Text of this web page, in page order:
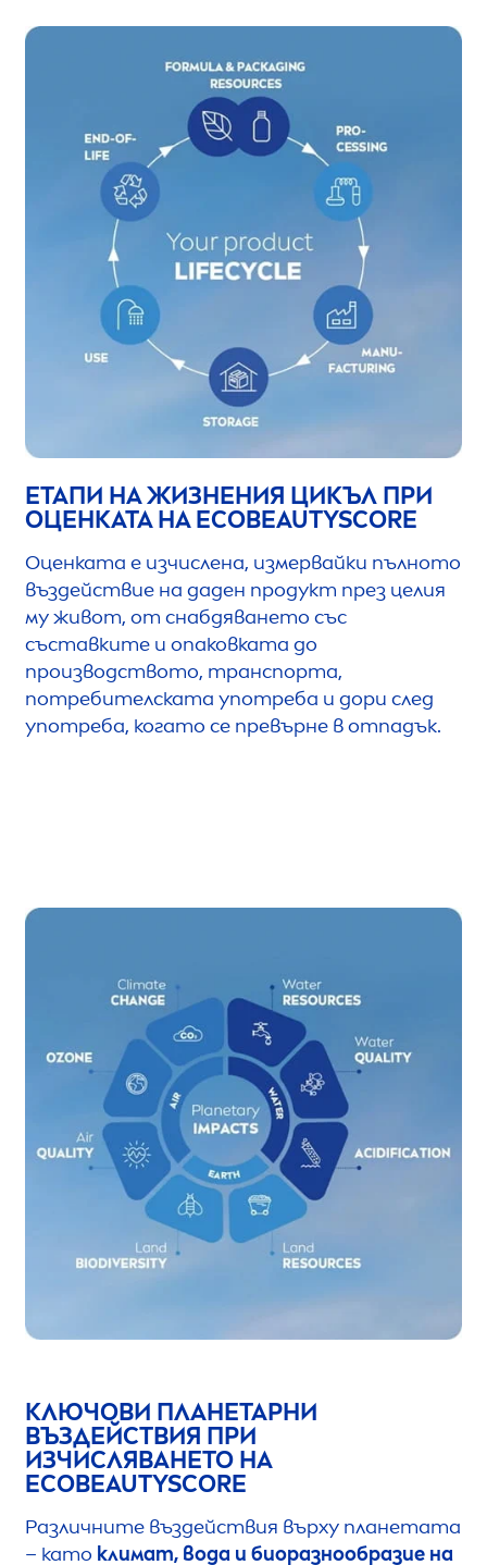
ЕТАПИ НА ЖИЗНЕНИЯ ЦИКЪЛ ПРИ
ОЦЕНКАТА НА ECOBEAUTYSCORE
Оценката е изчислена, измервайки пълното
въздействие на даден продукт през целия
му живот, от снабдяването със
съставките и опаковката до
производството, транспорта,
потребителската употреба и дори след
употреба, когато се превърне в отпадък.
КЛЮЧОВИ ПЛАНЕТАРНИ
ВЪЗДЕЙСТВИЯ ПРИ
ИЗЧИСЛЯВАНЕТО НА
ECOBEAUTYSCORE
Различните въздействия върху планетата
– като климат, вода и биоразнообразие на